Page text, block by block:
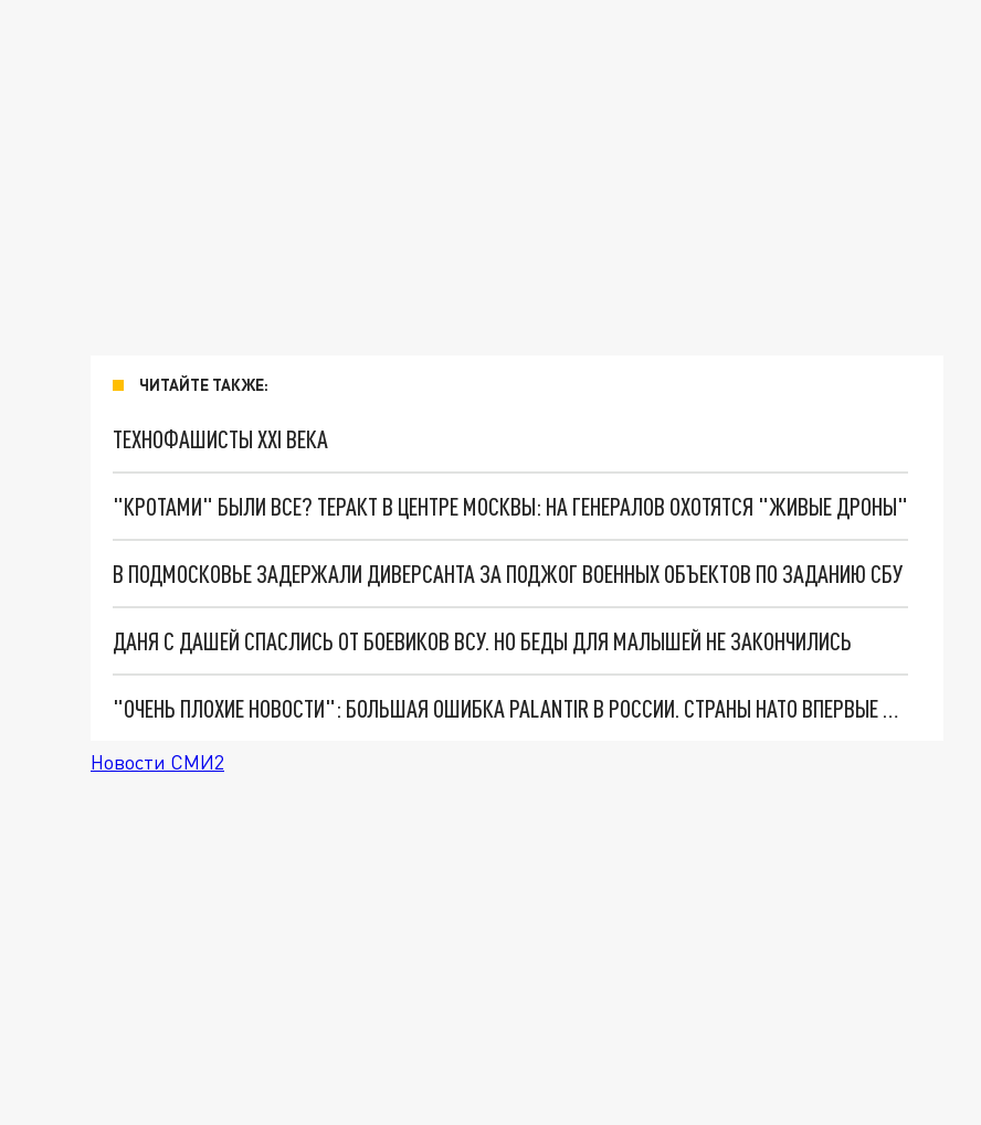
ЧИТАЙТЕ ТАКЖЕ:
ТЕХНОФАШИСТЫ XXI ВЕКА
"КРОТАМИ" БЫЛИ ВСЕ? ТЕРАКТ В ЦЕНТРЕ МОСКВЫ: НА ГЕНЕРАЛОВ ОХОТЯТСЯ "ЖИВЫЕ ДРОНЫ"
В ПОДМОСКОВЬЕ ЗАДЕРЖАЛИ ДИВЕРСАНТА ЗА ПОДЖОГ ВОЕННЫХ ОБЪЕКТОВ ПО ЗАДАНИЮ СБУ
ДАНЯ С ДАШЕЙ СПАСЛИСЬ ОТ БОЕВИКОВ ВСУ. НО БЕДЫ ДЛЯ МАЛЫШЕЙ НЕ ЗАКОНЧИЛИСЬ
"ОЧЕНЬ ПЛОХИЕ НОВОСТИ": БОЛЬШАЯ ОШИБКА PALANTIR В РОССИИ. СТРАНЫ НАТО ВПЕРВЫЕ ЗА СВО ОСТАНОВИЛИ ПОСТАВКИ ОРУЖИЯ. ВСУ ТЕРЯЮТ ПРИГРАНИЧЬЕ?
Новости СМИ2